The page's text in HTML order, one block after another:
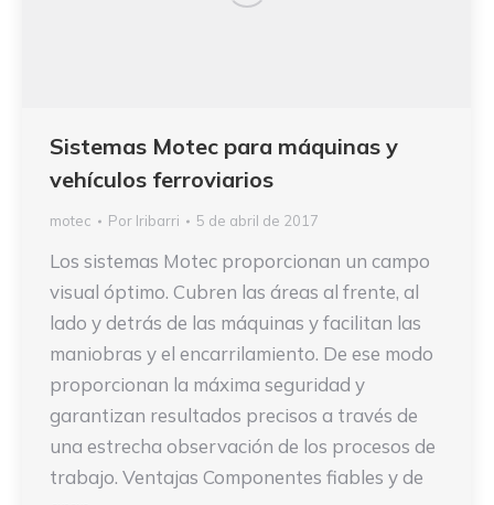
Sistemas Motec para máquinas y
vehículos ferroviarios
motec Por Iribarri 5 de abril de 2017
Los sistemas Motec proporcionan un campo
visual óptimo. Cubren las áreas al frente, al
lado y detrás de las máquinas y facilitan las
maniobras y el encarrilamiento. De ese modo
proporcionan la máxima seguridad y
garantizan resultados precisos a través de
una estrecha observación de los procesos de
trabajo. Ventajas Componentes fiables y de